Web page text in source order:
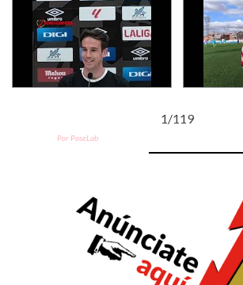
1/119
Por PoseLab